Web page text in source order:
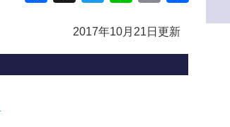
2017年10月21日更新